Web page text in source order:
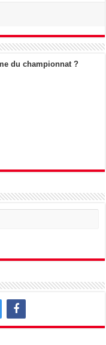
du championnat ?